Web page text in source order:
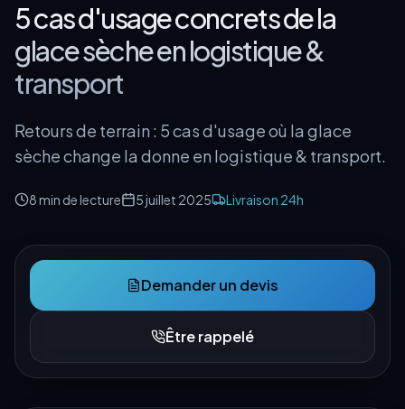
5 cas d'usage concrets de la
glace sèche en logistique &
transport
Retours de terrain : 5 cas d'usage où la glace
sèche change la donne en logistique & transport.
8 min de lecture 5 juillet 2025 Livraison 24h
Demander un devis
Être rappelé